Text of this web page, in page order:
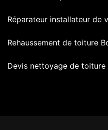
Réparateur installateur de
Rehaussement de toiture
Devis nettoyage de toiture